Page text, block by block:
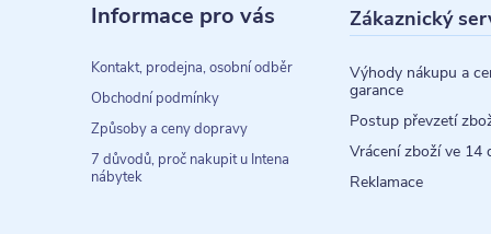
Informace pro vás
Kontakt, prodejna, osobní odběr
Obchodní podmínky
Způsoby a ceny dopravy
7 důvodů, proč nakupit u Intena
nábytek
Zákaznický
Výhody nákupu a
garance
Postup převzetí
Vrácení zboží ve 14
Reklamace